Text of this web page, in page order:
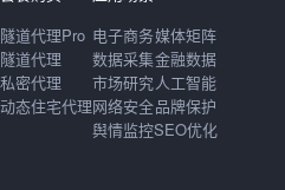
隧道代理Pro
隧道代理
私密代理
动态住宅代理
电子商务
数据采集
市场研究
网络安全
舆情监控
媒体矩阵
金融数据
人工智能
品牌保护
SEO优化